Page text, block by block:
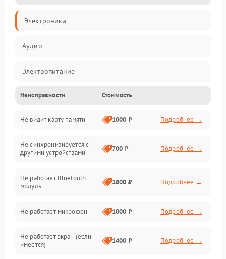
Электроника
Аудио
Электропитание
Механические повреждения
Электрика
Связь
Неисправности Стоимость
Не видит карту памяти 1000 ₽ Подробнее →
Не синхронизируется с
другими устройствами
700 ₽ Подробнее →
Не работает Bluetooth
модуль
1800 ₽ Подробнее →
Не работает микрофон 1000 ₽ Подробнее →
Не работает экран (если
имеется)
1400 ₽ Подробнее →